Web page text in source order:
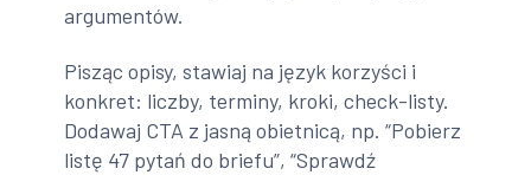
argumentów.
Pisząc opisy, stawiaj na język korzyści i
konkret: liczby, terminy, kroki, check-listy.
Dodawaj CTA z jasną obietnicą, np. “Pobierz
listę 47 pytań do briefu”, “Sprawdź